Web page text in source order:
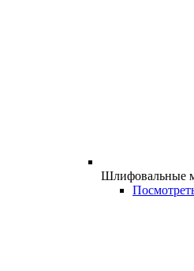
Шлифовальные